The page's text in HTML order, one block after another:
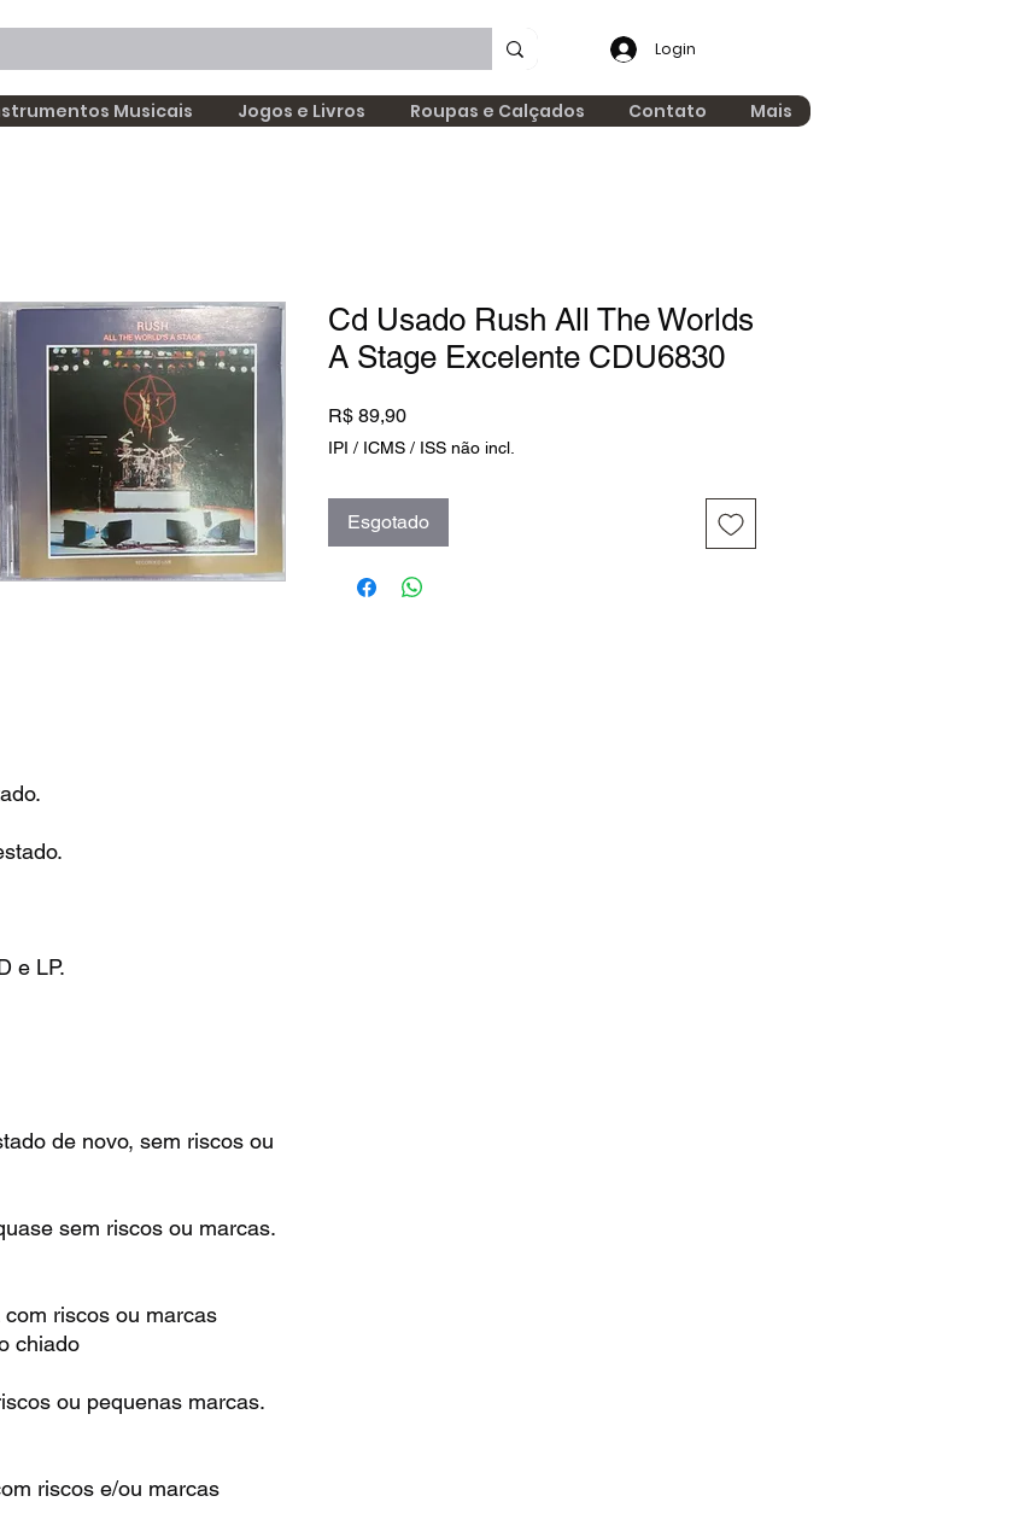
Login
Musicais Jogos e Livros Roupas e Calçados Contato Mais
e LP.
de novo, sem riscos ou
sem riscos ou marcas.
riscos ou marcas
chiado
ou pequenas marcas.
riscos e/ou marcas
Cd Usado Rush All The Worlds
A Stage Excelente CDU6830
R$ 89,90Preço
IPI / ICMS / ISS não incl.
Esgotado